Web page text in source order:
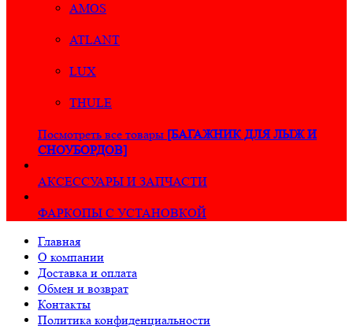
AMOS
ATLANT
LUX
THULE
Посмотреть все товары [БАГАЖНИК ДЛЯ ЛЫЖ И
СНОУБОРДОВ]
АКСЕССУАРЫ И ЗАПЧАСТИ
ФАРКОПЫ С УСТАНОВКОЙ
Главная
О компании
Доставка и оплата
Обмен и возврат
Контакты
Политика конфиденциальности